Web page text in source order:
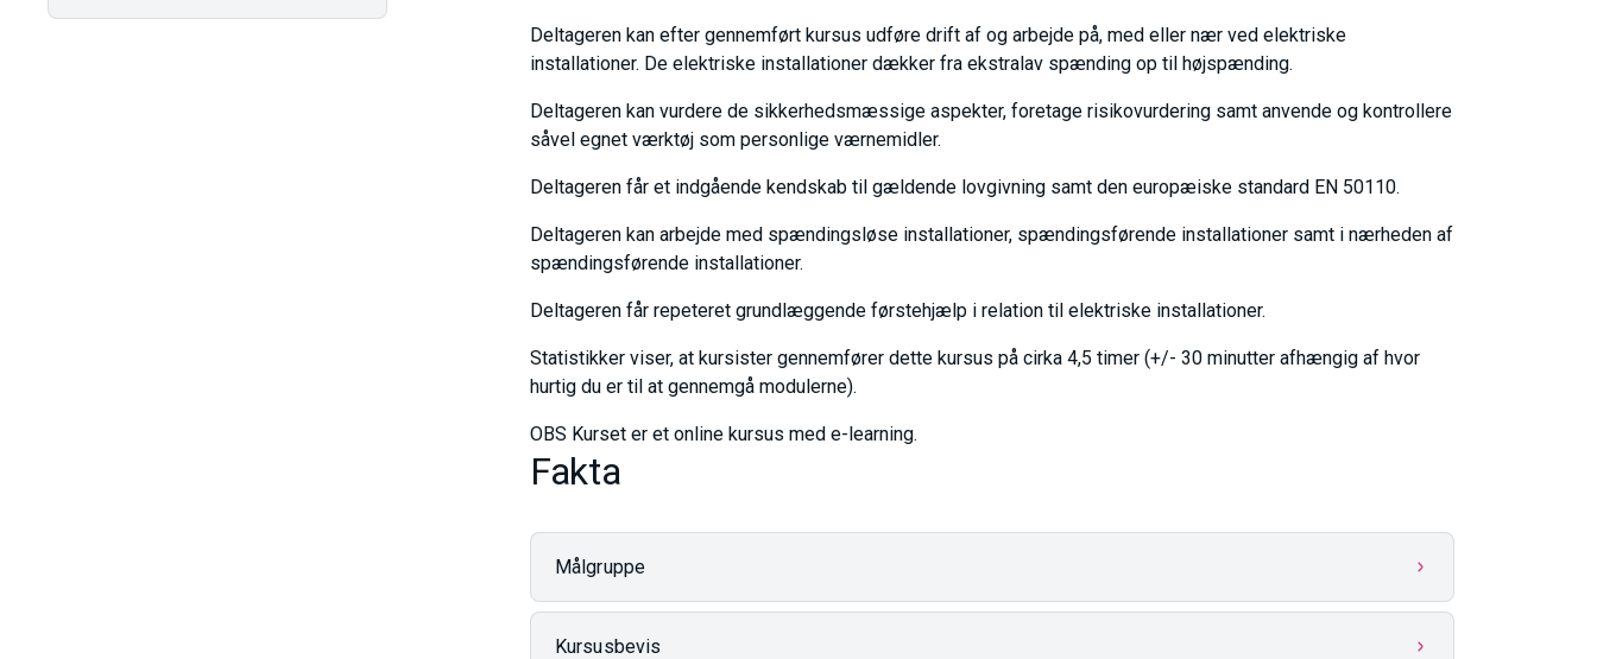
Deltageren kan efter gennemført kursus udføre drift af og arbejde på, med eller nær ved elektriske
installationer. De elektriske installationer dækker fra ekstralav spænding op til højspænding.
Deltageren kan vurdere de sikkerhedsmæssige aspekter, foretage risikovurdering samt anvende og kontrollere
såvel egnet værktøj som personlige værnemidler.
Deltageren får et indgående kendskab til gældende lovgivning samt den europæiske standard EN 50110.
Deltageren kan arbejde med spændingsløse installationer, spændingsførende installationer samt i nærheden af
spændingsførende installationer.
Deltageren får repeteret grundlæggende førstehjælp i relation til elektriske installationer.
Statistikker viser, at kursister gennemfører dette kursus på cirka 4,5 timer (+/- 30 minutter afhængig af hvor
hurtig du er til at gennemgå modulerne).
OBS Kurset er et online kursus med e-learning.
Fakta
Målgruppe
Kursusbevis